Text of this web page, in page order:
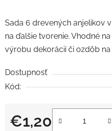
Sada 6 drevených anjelikov
na ďalšie tvorenie. Vhodné
výrobu dekorácií či ozdôb
Dostupnosť
Kód:
€1,20